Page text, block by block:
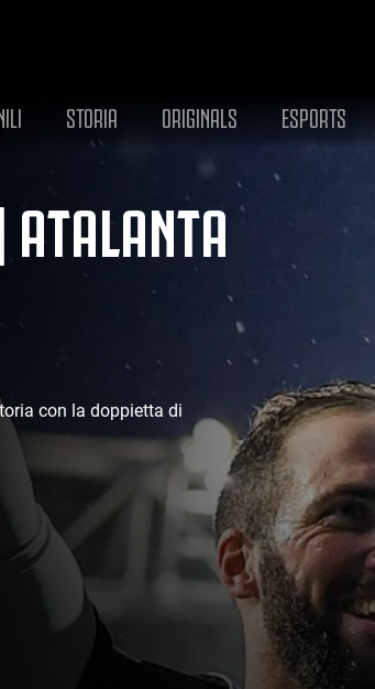
STORIA ORIGINALS ESPORTS
con la doppietta di